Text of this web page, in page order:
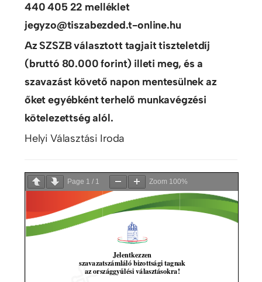
440 405 22 melléklet
jegyzo@tiszabezded.t-online.hu
Az SZSZB választott tagjait tiszteletdíj
(bruttó 80.000 forint) illeti meg, és a
szavazást követő napon mentesülnek az
őket egyébként terhelő munkavégzési
kötelezettség alól.
Helyi Választási Iroda
Page 1 / 1 Zoom 100%